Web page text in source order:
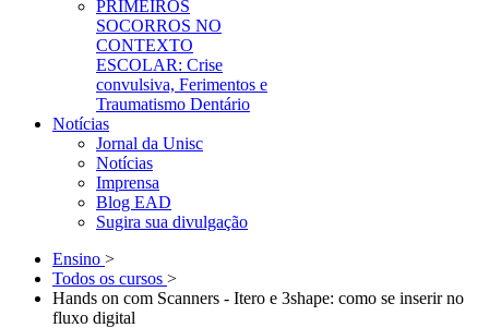
PRIMEIROS
SOCORROS NO
CONTEXTO
ESCOLAR: Crise
convulsiva, Ferimentos e
Traumatismo Dentário
Notícias
Jornal da Unisc
Notícias
Imprensa
Blog EAD
Sugira sua divulgação
Ensino >
Todos os cursos >
Hands on com Scanners - Itero e 3shape: como se inserir no
fluxo digital